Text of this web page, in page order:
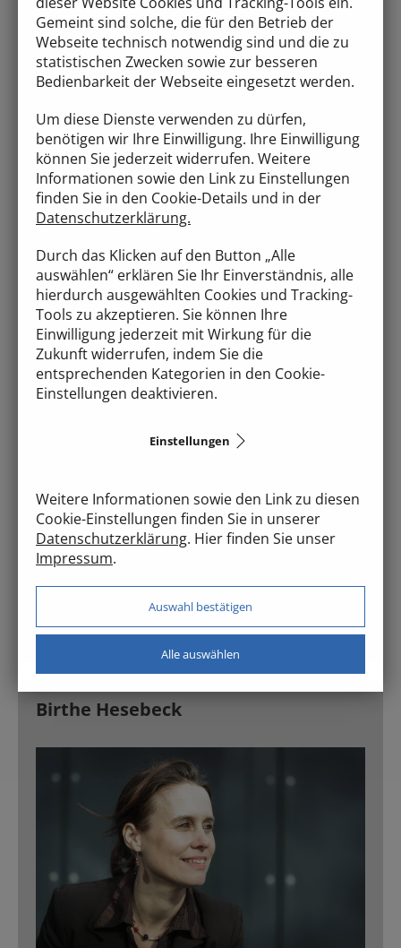
MapsTell-Guide - (Verhahltensanalyse bei Nevo,
Göttingen)
Ausbildung zum Business-Coach (ECA) - Loquenz
Großgruppenmethoden - cama Institut für
Kommunikationsentwicklung
Scrum (Scrum Alliance) - Scrum Akademie (Köln)
Kanban System Designer - Kanban University
(München)
NLP (DVNLP) – Marcus Bergfelder (Dortmund)
LAB-Profile-Master - Spectrum (Berlin)
Motivations-Profile-Trainer - Spectrum (Berlin)
Kernquadrat-Trainer - Jos Donners
(Niederlande)
sowie Weiterbildungen in den Bereichen:
Mecke (Odenwald-Institut), Machtspiele - Garbor
Training / Klettern, Design Thinking,
Seminarmethoden und
Moderation, Systemische
Instrumente, Projektmanagement, Recruting,
Techniken und Abenteuerpädagogik.
Birthe Hesebeck
Gemeint sind solche, die für den Betrieb der
Webseite technisch notwendig sind und die zu
statistischen Zwecken sowie zur besseren
Bedienbarkeit der Webseite eingesetzt werden.
Um diese Dienste verwenden zu dürfen,
benötigen wir Ihre Einwilligung. Ihre Einwilligung
können Sie jederzeit widerrufen. Weitere
Informationen sowie den Link zu Einstellungen
finden Sie in den Cookie-Details und in der
Datenschutzerklärung.
Durch das Klicken auf den Button „Alle
auswählen“ erklären Sie Ihr Einverständnis, alle
hierdurch ausgewählten Cookies und Tracking-
Tools zu akzeptieren. Sie können Ihre
Einwilligung jederzeit mit Wirkung für die
Zukunft widerrufen, indem Sie die
entsprechenden Kategorien in den Cookie-
Einstellungen deaktivieren.
Einstellungen
Weitere Informationen sowie den Link zu diesen
Cookie-Einstellungen finden Sie in unserer
Datenschutzerklärung. Hier finden Sie unser
Impressum.
Auswahl bestätigen
Alle auswählen